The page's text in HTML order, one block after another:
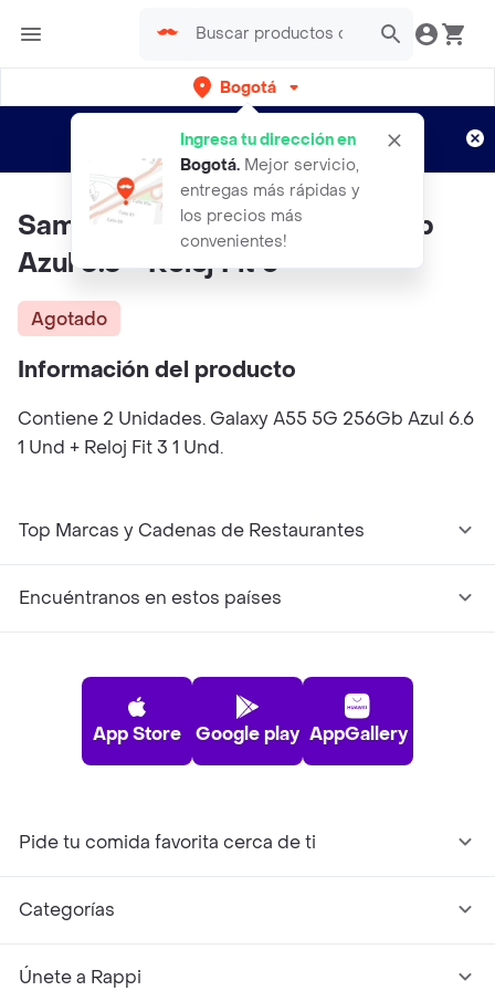
Bogotá
Ingresa tu dirección en
Bogotá. Mejor servicio,
entregas más rápidas y
los precios más
convenientes!
envíos gratis por semanas
Aplican TyC
Samsung Galaxy A55 5G 256Gb
Azul 6.6 + Reloj Fit 3
Agotado
Información del producto
Contiene 2 Unidades. Galaxy A55 5G 256Gb Azul 6.6
1 Und + Reloj Fit 3 1 Und.
Top Marcas y Cadenas de Restaurantes
Encuéntranos en estos países
App Store Google play AppGallery
Pide tu comida favorita cerca de ti
Categorías
Únete a Rappi